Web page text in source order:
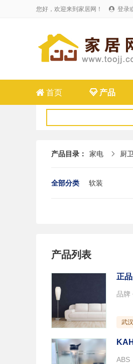
您好，欢迎来到家居网！  登录
 首页 产品
产品目录： 家电  厨
全部分类 软装
产品列表
正
武
ABS